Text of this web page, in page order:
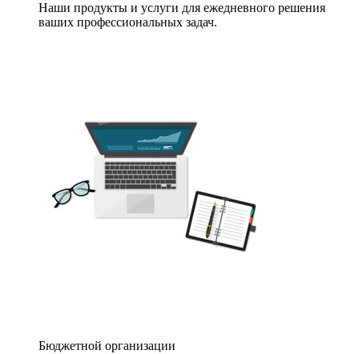
Наши продукты и услуги для ежедневного решения
ваших профессиональных задач.
Бюджетной организации